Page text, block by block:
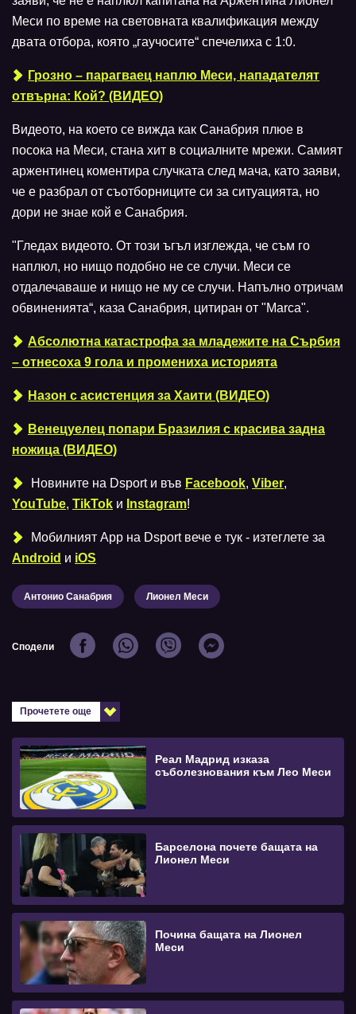
Меси по време на световната квалификация между
двата отбора, която „гаучосите“ спечелиха с 1:0.
Грозно – парагваец наплю Меси, нападателят
отвърна: Кой? (ВИДЕО)
Видеото, на което се вижда как Санабрия плюе в
посока на Меси, стана хит в социалните мрежи. Самият
аржентинец коментира случката след мача, като заяви,
че е разбрал от съотборниците си за ситуацията, но
дори не знае кой е Санабрия.
"Гледах видеото. От този ъгъл изглежда, че съм го
наплюл, но нищо подобно не се случи. Меси се
отдалечаваше и нищо не му се случи. Напълно отричам
обвиненията“, каза Санабрия, цитиран от "Marca".
Абсолютна катастрофа за младежите на Сърбия
– отнесоха 9 гола и промениха историята
Назон с асистенция за Хаити (ВИДЕО)
Венецуелец попари Бразилия с красива задна
ножица (ВИДЕО)
Новините на Dsport и във Facebook, Viber,
YouTube, TikTok и Instagram!
Мобилният Аpp на Dsport вече е тук - изтеглете за
Android и iOS
Антонио Санабрия Лионел Меси
Сподели
Прочетете още
Реал Мадрид изказа
съболезнования към Лео Меси
Барселона почете бащата на
Лионел Меси
Почина бащата на Лионел
Меси